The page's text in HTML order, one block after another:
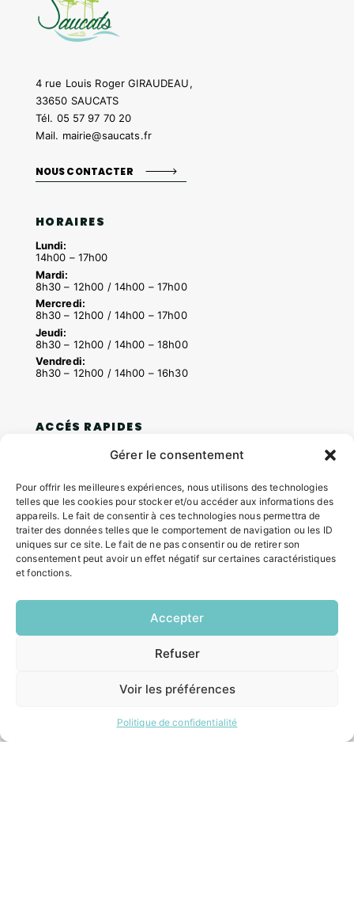
Gérer le consentement
Pour offrir les meilleures expériences, nous utilisons des technologies
telles que les cookies pour stocker et/ou accéder aux informations des
appareils. Le fait de consentir à ces technologies nous permettra de
traiter des données telles que le comportement de navigation ou les ID
uniques sur ce site. Le fait de ne pas consentir ou de retirer son
consentement peut avoir un effet négatif sur certaines caractéristiques
et fonctions.
Accepter
Refuser
Voir les préférences
Politique de confidentialité
4 rue Louis Roger GIRAUDEAU,
33650 SAUCATS
Tél. 05 57 97 70 20
Mail. mairie@saucats.fr
NOUS CONTACTER
HORAIRES
Lundi:
14h00 – 17h00
Mardi:
8h30 – 12h00 / 14h00 – 17h00
Mercredi:
8h30 – 12h00 / 14h00 – 17h00
Jeudi:
8h30 – 12h00 / 14h00 – 18h00
Vendredi:
8h30 – 12h00 / 14h00 – 16h30
ACCÉS RAPIDES
Contacter la mairie
Le Saucatais
Formalités administratives
Restauration scolaire
Demander un composteur
ESPACE MUNICIPALITÉ